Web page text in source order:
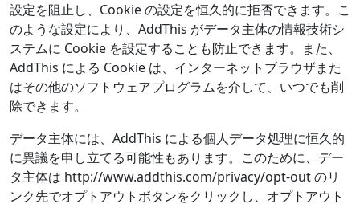
設定を阻止し、Cookie の設定を恒久的に拒否できます。こ
のような設定により、AddThis がデータ主体の情報技術シ
ステムに Cookie を設定することも防止できます。また、
AddThis による Cookie は、インターネットブラウザまた
はその他のソフトウェアプログラムを介して、いつでも削
除できます。
データ主体には、AddThis による個人データ処理に恒久的
に異議を申し立てる可能性もあります。このために、デー
タ主体は http://www.addthis.com/privacy/opt-out のリ
ンク先でオプトアウトボタンをクリックし、オプトアウト